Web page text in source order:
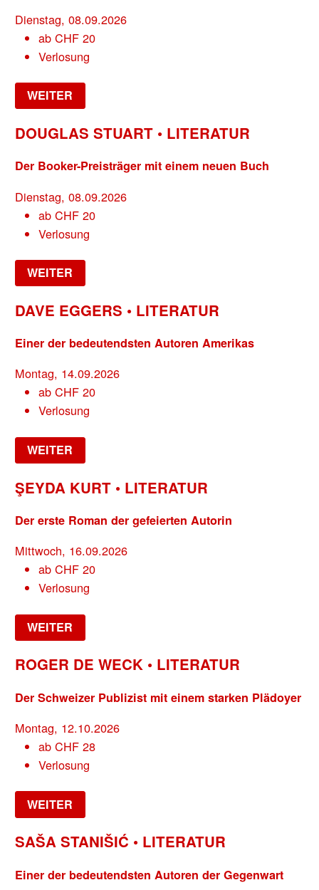
Dienstag, 08.09.2026
ab CHF20
Verlosung
WEITER
DOUGLAS STUART • LITERATUR
Der Booker-Preisträger mit einem neuen Buch
Dienstag, 08.09.2026
ab CHF20
Verlosung
WEITER
DAVE EGGERS • LITERATUR
Einer der bedeutendsten Autoren Amerikas
Montag, 14.09.2026
ab CHF20
Verlosung
WEITER
ŞEYDA KURT • LITERATUR
Der erste Roman der gefeierten Autorin
Mittwoch, 16.09.2026
ab CHF20
Verlosung
WEITER
ROGER DE WECK • LITERATUR
Der Schweizer Publizist mit einem starken Plädoyer
Montag, 12.10.2026
ab CHF28
Verlosung
WEITER
SAŠA STANIŠIĆ • LITERATUR
Einer der bedeutendsten Autoren der Gegenwart